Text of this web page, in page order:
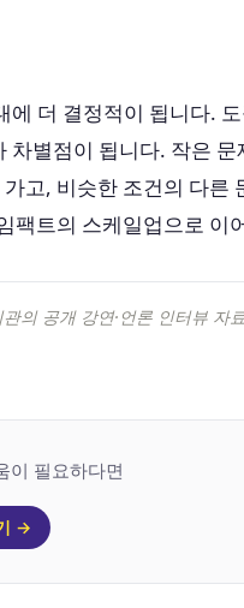
에 더 결정적이 됩니다.
차별점이 됩니다. 작은 문
고, 비슷한 조건의 다른
팩트의 스케일업으로 이
의 공개 강연·언론 인터뷰 자
이 필요하다면
→